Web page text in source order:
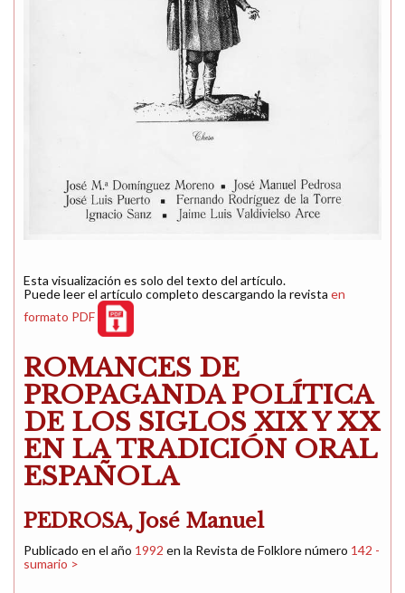
Esta visualización es solo del texto del artículo.
Puede leer el artículo completo descargando la revista en
formato PDF
ROMANCES DE
PROPAGANDA POLÍTICA
DE LOS SIGLOS XIX Y XX
EN LA TRADICIÓN ORAL
ESPAÑOLA
PEDROSA, José Manuel
Publicado en el año 1992 en la Revista de Folklore número 142 -
sumario >